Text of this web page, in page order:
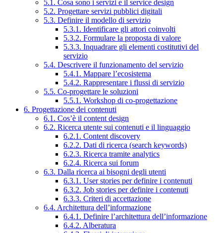
5.1. Cosa sono i servizi e il service design
5.2. Progettare servizi pubblici digitali
5.3. Definire il modello di servizio
5.3.1. Identificare gli attori coinvolti
5.3.2. Formulare la proposta di valore
5.3.3. Inquadrare gli elementi costitutivi del
servizio
5.4. Descrivere il funzionamento del servizio
5.4.1. Mappare l’ecosistema
5.4.2. Rappresentare i flussi di servizio
5.5. Co-progettare le soluzioni
5.5.1. Workshop di co-progettazione
6. Progettazione dei contenuti
6.1. Cos’è il content design
6.2. Ricerca utente sui contenuti e il linguaggio
6.2.1. Content discovery
6.2.2. Dati di ricerca (search keywords)
6.2.3. Ricerca tramite analytics
6.2.4. Ricerca sui forum
6.3. Dalla ricerca ai bisogni degli utenti
6.3.1. User stories per definire i contenuti
6.3.2. Job stories per definire i contenuti
6.3.3. Criteri di accettazione
6.4. Architettura dell’informazione
6.4.1. Definire l’architettura dell’informazione
6.4.2. Alberatura